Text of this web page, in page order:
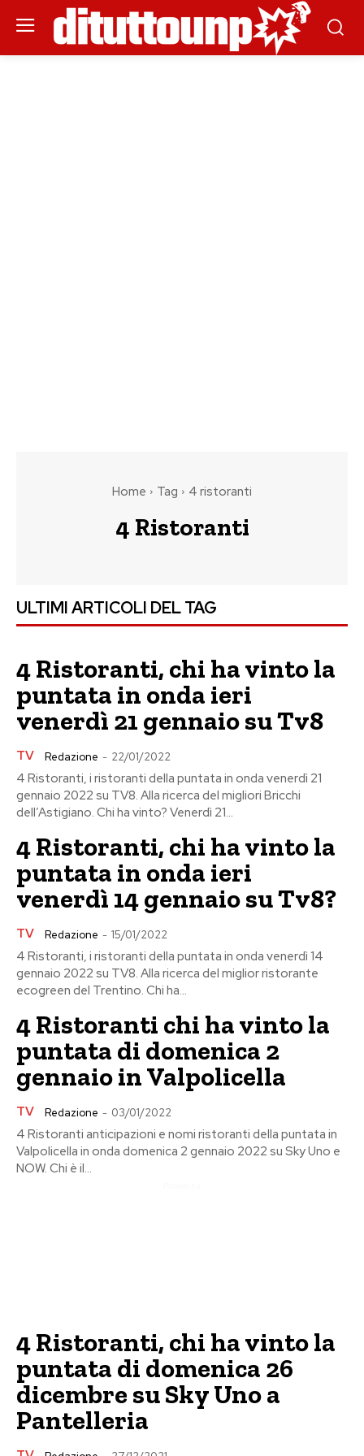
Home Tag 4 ristoranti
4 Ristoranti
ULTIMI ARTICOLI DEL TAG
4 Ristoranti, chi ha vinto la
puntata in onda ieri
venerdì 21 gennaio su Tv8
TV Redazione - 22/01/2022
4 Ristoranti, i ristoranti della puntata in onda venerdì 21
gennaio 2022 su TV8. Alla ricerca del migliori Bricchi
dell’Astigiano. Chi ha vinto? Venerdì 21...
4 Ristoranti, chi ha vinto la
puntata in onda ieri
venerdì 14 gennaio su Tv8?
TV Redazione - 15/01/2022
4 Ristoranti, i ristoranti della puntata in onda venerdì 14
gennaio 2022 su TV8. Alla ricerca del miglior ristorante
ecogreen del Trentino. Chi ha...
4 Ristoranti chi ha vinto la
puntata di domenica 2
gennaio in Valpolicella
TV Redazione - 03/01/2022
4 Ristoranti anticipazioni e nomi ristoranti della puntata in
Valpolicella in onda domenica 2 gennaio 2022 su Sky Uno e
NOW. Chi è il...
4 Ristoranti, chi ha vinto la
puntata di domenica 26
dicembre su Sky Uno a
Pantelleria